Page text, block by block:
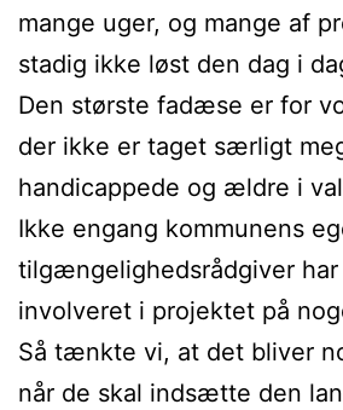
mange uger, og mange af
stadig ikke løst den dag i
Den største fadæse er for
der ikke er taget særligt
handicappede og ældre i
Ikke engang kommunens
tilgængelighedsrådgiver
involveret i projektet på
Så tænkte vi, at det bliver
når de skal indsætte den